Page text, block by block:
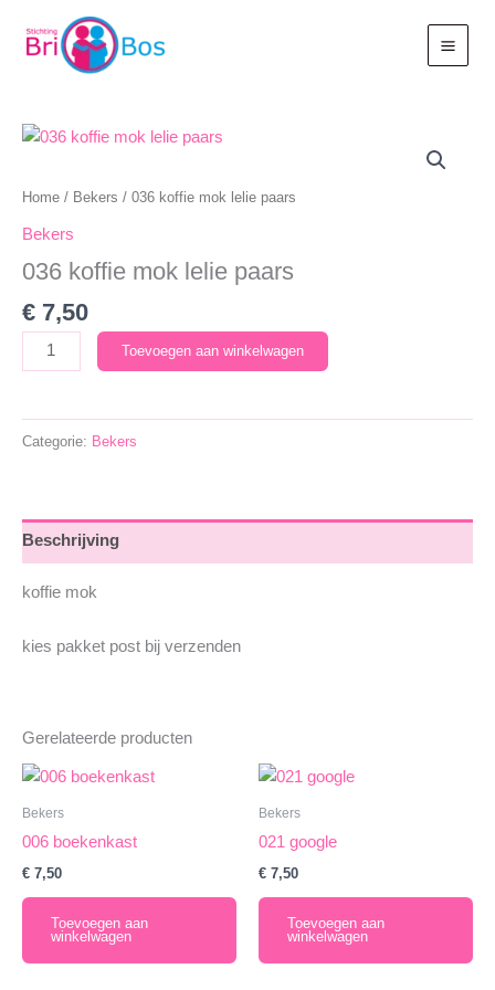
naar
Home / Bekers / 036 koffie mok lelie paars
Bekers
036 koffie mok lelie paars
€ 7,50
koffie
paars
Toevoegen aan winkelwagen
Categorie: Bekers
Beschrijving
koffie mok
kies pakket post bij verzenden
Gerelateerde producten
Bekers
006 boekenkast
€ 7,50
Toevoegen aan
winkelwagen
Bekers
021 google
€ 7,50
Toevoegen aan
winkelwagen